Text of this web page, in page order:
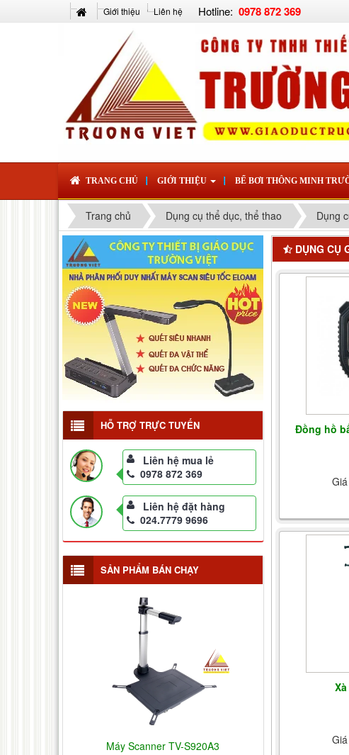
Giới thiệu Liên hệ Hotline: 0978 872 369
TRANG CHỦ GIỚI THIỆU BỂ BƠI THÔNG MINH
Trang chủ Dụng cụ thể dục, thể thao Dụng
DỤNG CỤ
Đồng hồ
HỖ TRỢ TRỰC TUYẾN
Liên hệ mua lẻ
0978 872 369
Liên hệ đặt hàng
024.7779 9696
SẢN PHẨM BÁN CHẠY
Máy Scanner TV-S920A3